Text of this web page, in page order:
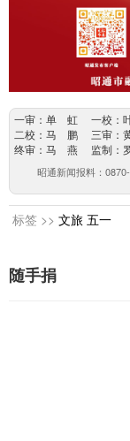
一审：单 虹 一校：
二校：马 鹏 三审：
终审：马 燕 监制：
昭通新闻报料：
标签 >> 文旅 五一
随手捐